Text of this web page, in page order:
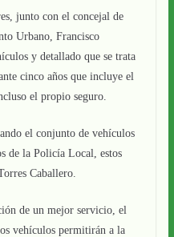
junto con el concejal de
Urbano, Francisco
y detallado que se trata
cinco años que incluye el
el propio seguro.
el conjunto de vehículos
de la Policía Local, estos
Caballero.
de un mejor servicio, el
vehículos permitirán a la